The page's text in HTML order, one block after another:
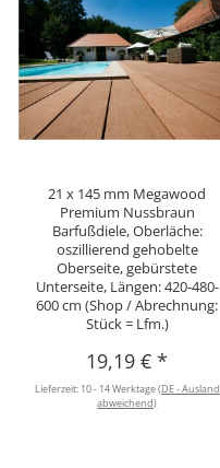
21 x 145 mm Megawood
Premium Nussbraun
Barfußdiele, Oberläche:
oszillierend gehobelte
Oberseite, gebürstete
Unterseite, Längen: 420-480-
600 cm (Shop / Abrechnung:
Stück = Lfm.)
19,19 €*
Lieferzeit: 10 - 14 Werktage(DE - Ausland
abweichend)